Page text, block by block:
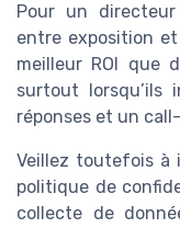
Pour un
entre exposition
meilleur ROI que
surtout lorsqu’ils
réponses et un
Veillez toutefois à
politique de
collecte de